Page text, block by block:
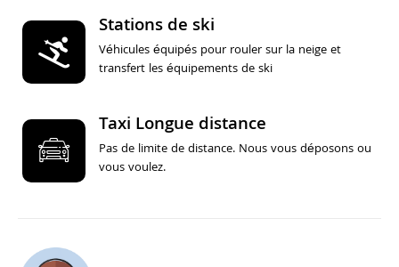
Stations de ski
Véhicules équipés pour rouler sur la neige et
transfert les équipements de ski
Taxi Longue distance
Pas de limite de distance. Nous vous déposons ou
vous voulez.